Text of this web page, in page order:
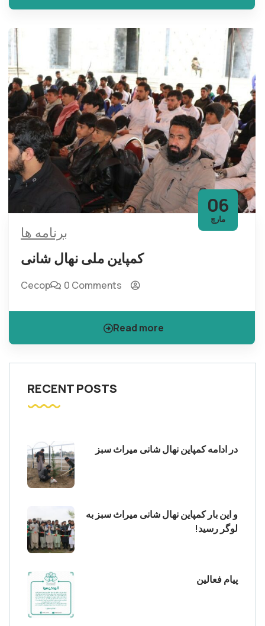
06
مارچ
برنامه ها
کمپاین ملی نهال شانی
Cecop 0 Comments
Read more
RECENT POSTS
در ادامه کمپاین نهال شانی میراث سبز
و این بار کمپاین نهال شانی میراث سبز به
لوگر رسید!
پیام فعالین